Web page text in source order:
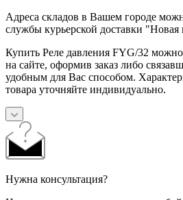
Адреса складов в Вашем городе
службы курьерской доставки "Новая
Купить Реле давления FYG/32
на сайте, оформив заказ либо
удобным для Вас способом.
товара уточняйте индивидуально.
Нужна консультация?